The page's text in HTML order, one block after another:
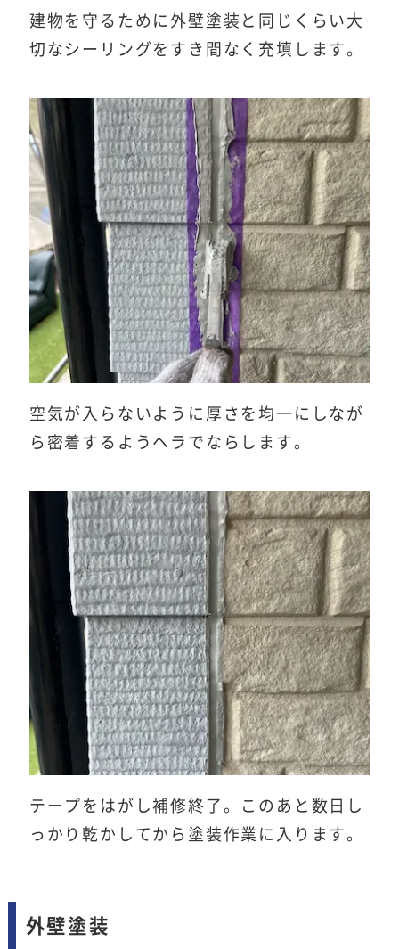
建物を守るために外壁塗装と同じくらい大
切なシーリングをすき間なく充填します。
空気が入らないように厚さを均一にしなが
ら密着するようヘラでならします。
テープをはがし補修終了。このあと数日し
っかり乾かしてから塗装作業に入ります。
外壁塗装